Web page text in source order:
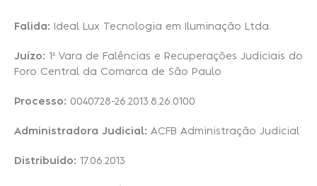
Recuperação Judicial
Falida: Ideal Lux Tecnologia em Iluminação Ltda.
Juízo: 1ª Vara de Falências e Recuperações Judiciais do
Foro Central da Comarca de São Paulo
Processo: 0040728-26.2013.8.26.0100
Administradora Judicial: ACFB Administração Judicial
Distribuído: 17.06.2013